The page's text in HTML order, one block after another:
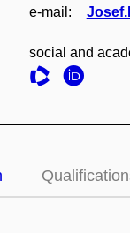
e‑mail:
social and